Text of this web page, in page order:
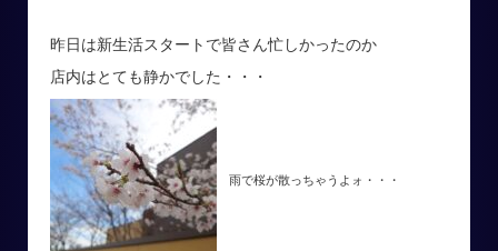
昨日は新生活スタートで皆さん忙しかったのか
店内はとても静かでした・・・
雨で桜が散っちゃうよォ・・・